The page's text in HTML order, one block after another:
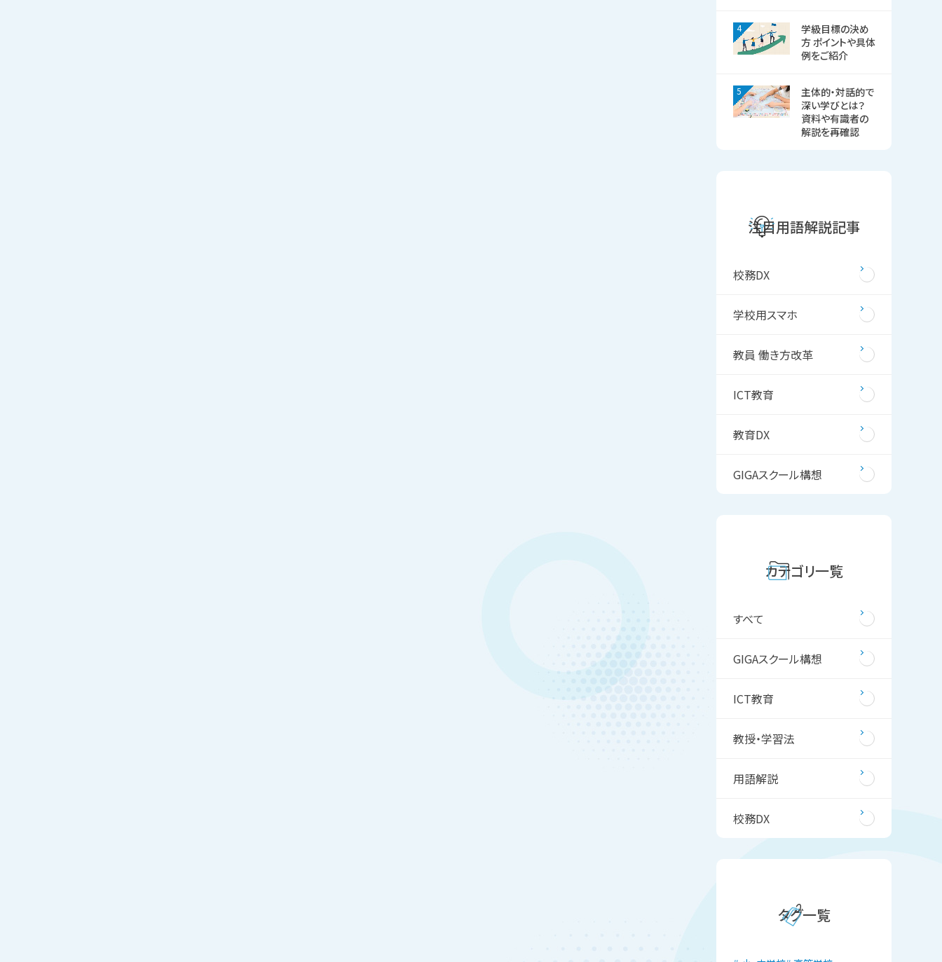
4
学級目標の決め
方 ポイントや具体
例をご紹介
5
主体的・対話的で
深い学びとは？
資料や有識者の
解説を再確認
注目用語解説記事
校務DX
学校用スマホ
教員 働き方改革
ICT教育
教育DX
GIGAスクール構想
カテゴリ一覧
すべて
GIGAスクール構想
ICT教育
教授・学習法
用語解説
校務DX
タグ一覧